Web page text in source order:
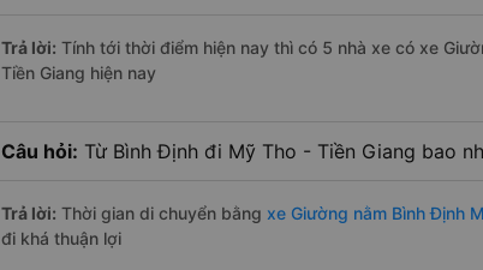
Trả lời: Tính tới thời điểm hiện nay thì có 5 nhà xe có xe
Tiền Giang hiện nay
Câu hỏi: Từ Bình Định đi Mỹ Tho - Tiền Giang bao
Trả lời: Thời gian di chuyển bằng xe Giường nằm Bình Định
đi khá thuận lợi